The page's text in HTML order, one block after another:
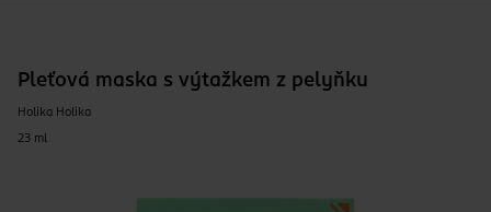
Pleťová maska s výtažkem z pelyňku
Holika Holika
23 ml